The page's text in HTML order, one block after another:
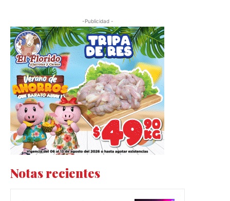
-Publicidad -
Notas recientes